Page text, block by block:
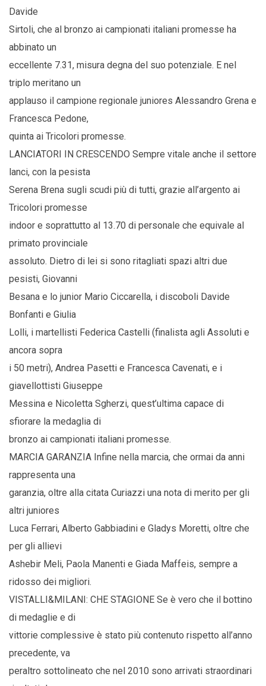
Davide
Sirtoli, che al bronzo ai campionati italiani promesse ha
abbinato un
eccellente 7.31, misura degna del suo potenziale. E nel
triplo meritano un
applauso il campione regionale juniores Alessandro Grena e
Francesca Pedone,
quinta ai Tricolori promesse.
LANCIATORI IN CRESCENDO Sempre vitale anche il settore
lanci, con la pesista
Serena Brena sugli scudi più di tutti, grazie all’argento ai
Tricolori promesse
indoor e soprattutto al 13.70 di personale che equivale al
primato provinciale
assoluto. Dietro di lei si sono ritagliati spazi altri due
pesisti, Giovanni
Besana e lo junior Mario Ciccarella, i discoboli Davide
Bonfanti e Giulia
Lolli, i martellisti Federica Castelli (finalista agli Assoluti e
ancora sopra
i 50 metri), Andrea Pasetti e Francesca Cavenati, e i
giavellottisti Giuseppe
Messina e Nicoletta Sgherzi, quest’ultima capace di
sfiorare la medaglia di
bronzo ai campionati italiani promesse.
MARCIA GARANZIA Infine nella marcia, che ormai da anni
rappresenta una
garanzia, oltre alla citata Curiazzi una nota di merito per gli
altri juniores
Luca Ferrari, Alberto Gabbiadini e Gladys Moretti, oltre che
per gli allievi
Ashebir Meli, Paola Manenti e Giada Maffeis, sempre a
ridosso dei migliori.
VISTALLI&MILANI: CHE STAGIONE Se è vero che il bottino
di medaglie e di
vittorie complessive è stato più contenuto rispetto all’anno
precedente, va
peraltro sottolineato che nel 2010 sono arrivati straordinari